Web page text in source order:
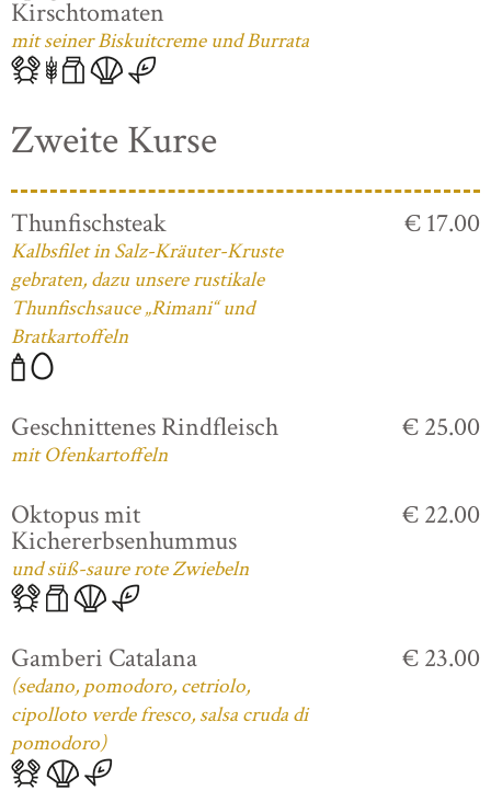
Kirschtomaten
mit seiner Biskuitcreme und Burrata
Zweite Kurse
Thunfischsteak
Kalbsfilet in Salz-Kräuter-Kruste
gebraten, dazu unsere rustikale
Thunfischsauce „Rimani“ und
Bratkartoffeln
€ 17.00
Geschnittenes Rindfleisch
mit Ofenkartoffeln
€ 25.00
Oktopus mit
Kichererbsenhummus
und süß-saure rote Zwiebeln
€ 22.00
Gamberi Catalana
(sedano, pomodoro, cetriolo,
cipolloto verde fresco, salsa cruda di
pomodoro)
€ 23.00